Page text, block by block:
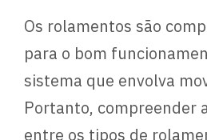
Os rolamentos são
para o bom
sistema que envolva
Portanto, compreender
entre os tipos de